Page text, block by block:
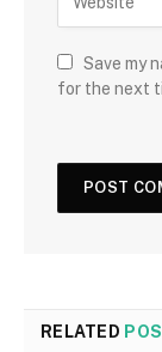
Save my
for the next
RELATED